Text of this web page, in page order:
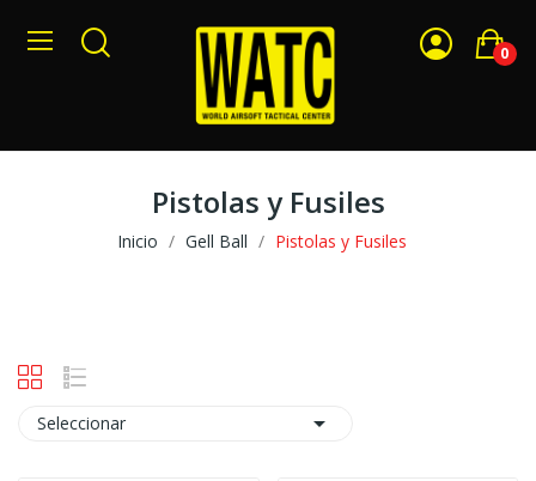
0
Pistolas y Fusiles
Inicio Gell Ball Pistolas y Fusiles
Seleccionar 